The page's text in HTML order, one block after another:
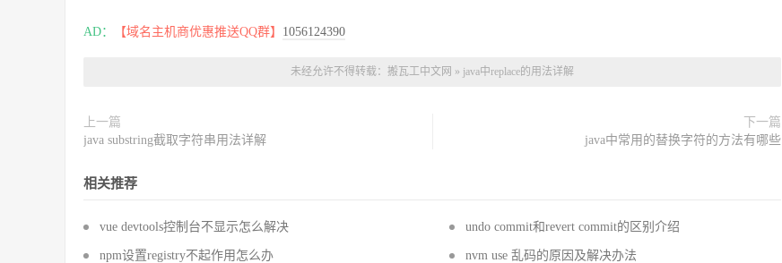
AD： 【域名主机商优惠推送QQ群】 1056124390
未经允许不得转载： 搬瓦工中文网 » java中replace的用法详解
上一篇
java substring截取字符串用法详解
下一篇
java中常用的替换字符的方法有哪些
相关推荐
vue devtools控制台不显示怎么解决 undo commit和revert commit的区别介绍
npm设置registry不起作用怎么办 nvm use 乱码的原因及解决办法